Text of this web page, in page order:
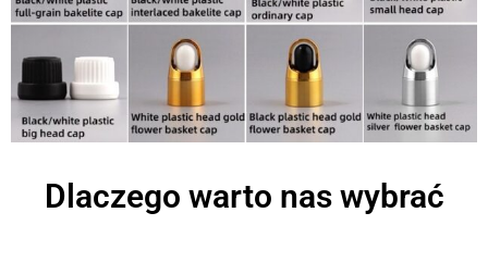
Dlaczego warto nas wybrać